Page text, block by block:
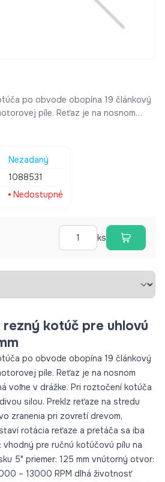
po obvode obopína 19 článkový
je na nosnom
voľne v drážke. Pri roztočení kotúča
reťaze na stredu
rotácia reťaze a pretáča sa iba
5" priemer: 125 mm vnútorný otvor:
vyrezávanie, odstraňovanie a
by nemal prísť do styku so hrče na
štít udržujte mimo dosahu detí
utiahnite
Nezadaný
1088531
Nedostupné
ks
kotúč pre uhlovú
po obvode obopína 19 článkový
píle. Reťaz je na nosnom
voľne v drážke. Pri roztočení kotúča
silou. Preklz reťaze na stredu
zranenia pri zovretí drevom,
rotácia reťaze a pretáča sa iba
vhodný pre ručnú kotúčovú pílu na
5" priemer: 125 mm vnútorný otvor:
– 13000 RPM dlhá životnosť